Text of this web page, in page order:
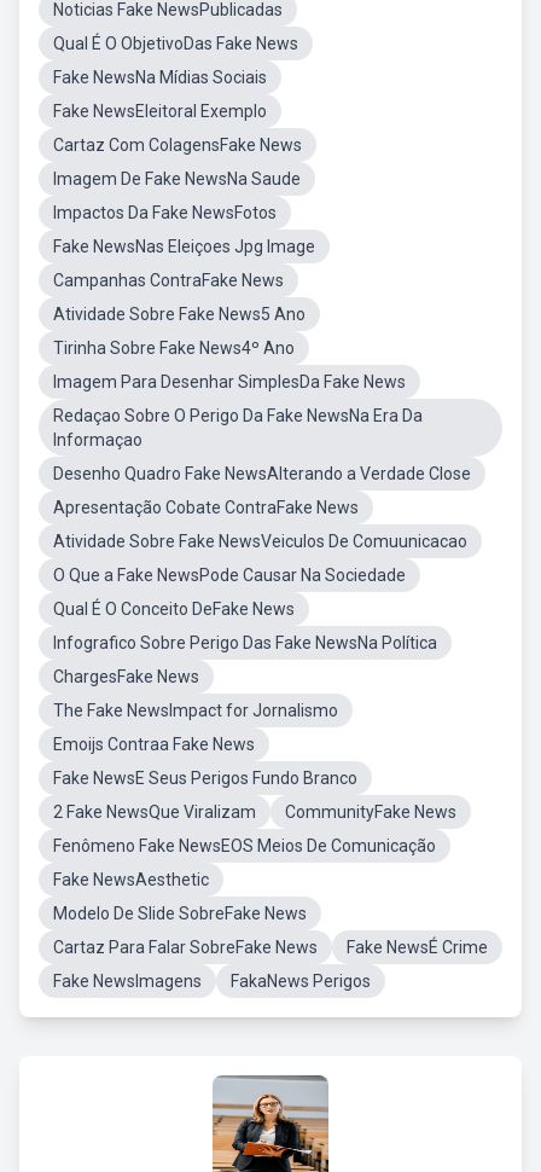
Noticias Fake NewsPublicadas
Qual É O ObjetivoDas Fake News
Fake NewsNa Mídias Sociais
Fake NewsEleitoral Exemplo
Cartaz Com ColagensFake News
Imagem De Fake NewsNa Saude
Impactos Da Fake NewsFotos
Fake NewsNas Eleiçoes Jpg Image
Campanhas ContraFake News
Atividade Sobre Fake News5 Ano
Tirinha Sobre Fake News4º Ano
Imagem Para Desenhar SimplesDa Fake News
Redaçao Sobre O Perigo Da Fake NewsNa Era Da
Informaçao
Desenho Quadro Fake NewsAlterando a Verdade Close
Apresentação Cobate ContraFake News
Atividade Sobre Fake NewsVeiculos De Comuunicacao
O Que a Fake NewsPode Causar Na Sociedade
Qual É O Conceito DeFake News
Infografico Sobre Perigo Das Fake NewsNa Política
ChargesFake News
The Fake NewsImpact for Jornalismo
Emoijs Contraa Fake News
Fake NewsE Seus Perigos Fundo Branco
2 Fake NewsQue Viralizam
CommunityFake News
Fenômeno Fake NewsEOS Meios De Comunicação
Fake NewsAesthetic
Modelo De Slide SobreFake News
Cartaz Para Falar SobreFake News
Fake NewsÉ Crime
Fake NewsImagens
FakaNews Perigos